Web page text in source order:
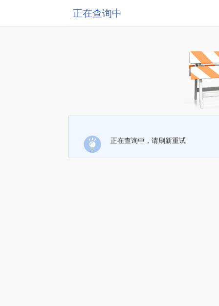
正在查询中
正在查询中，请刷新重试